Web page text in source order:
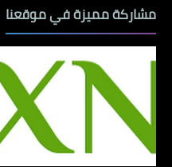
مشاركة مميزة في موقعنا